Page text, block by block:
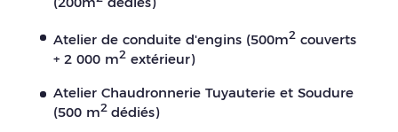
Atelier de conduite d'engins (500m2 couverts
+ 2 000 m2 extérieur)
Atelier Chaudronnerie Tuyauterie et Soudure
(500 m2 dédiés)